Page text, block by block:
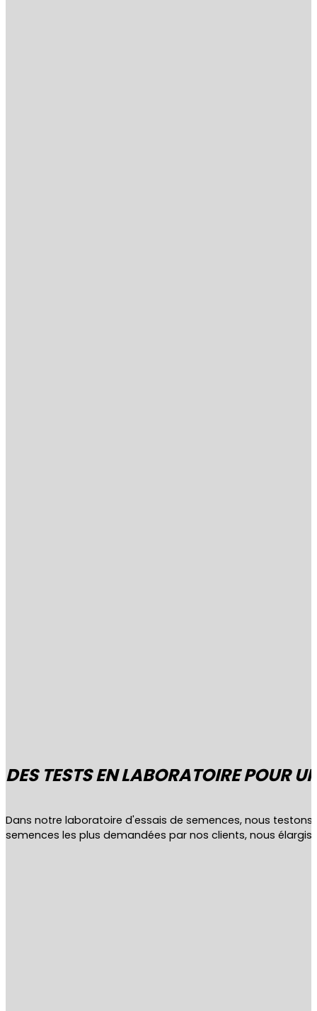
DES TESTS EN LABORATOIRE POUR
Dans notre laboratoire d'essais de semences, nous
semences les plus demandées par nos clients, nous